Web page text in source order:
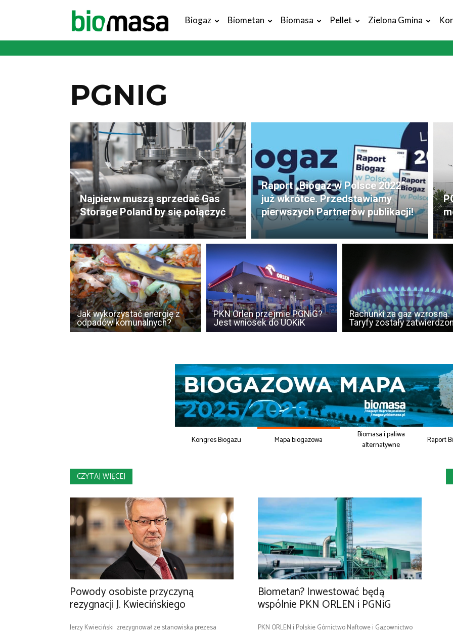
Magazyn
Biogaz Biometan Biomasa Pellet Zielona Gmina
PGNIG
Najpierw muszą sprzedać Gas
Storage Poland by się połączyć
Raport „Biogaz w Polsce 2022”
już wkrótce. Przedstawiamy
pierwszych Partnerów publikacji!
Jak wykorzystać energię z
odpadów komunalnych?
PKN Orlen przejmie PGNiG?
Jest wniosek do UOKiK
Rachunki za gaz wzrosną.
Taryfy zostały
Kongres Biogazu Mapa biogazowa
Biomasa i paliwa
alternatywne
Raport
CZYTAJ WIĘCEJ
Powody osobiste przyczyną
rezygnacji J. Kwiecińskiego
Jerzy Kwieciński zrezygnował ze stanowiska prezesa
Biometan? Inwestować będą
wspólnie PKN ORLEN i PGNiG
PKN ORLEN i Polskie Górnictwo Naftowe i Gazownictwo